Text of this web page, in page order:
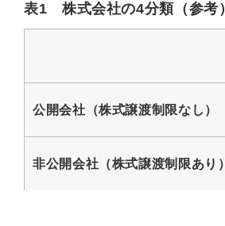
表1 株式会社の4分類（参考）
公開会社（株式譲渡制限なし）
非公開会社（株式譲渡制限あり）